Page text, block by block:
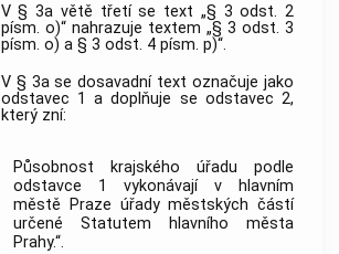
V § 3a větě třetí se text „§ 3 odst. 2
písm. o)“ nahrazuje textem „§ 3 odst. 3
písm. o) a § 3 odst. 4 písm. p)“.
V § 3a se dosavadní text označuje jako
odstavec 1 a doplňuje se odstavec 2,
který zní:
Působnost krajského úřadu podle
odstavce 1 vykonávají v hlavním
městě Praze úřady městských částí
určené Statutem hlavního města
Prahy.“.